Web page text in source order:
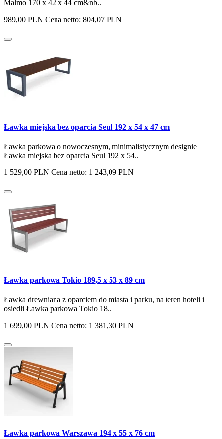
Malmo 170 x 42 x 44 cm&nb..
989,00 PLN Cena netto: 804,07 PLN
Ławka miejska bez oparcia Seul 192 x 54 x 47 cm
Ławka parkowa o nowoczesnym, minimalistycznym designie
Ławka miejska bez oparcia Seul 192 x 54..
1 529,00 PLN Cena netto: 1 243,09 PLN
Ławka parkowa Tokio 189,5 x 53 x 89 cm
Ławka drewniana z oparciem do miasta i parku, na teren hoteli i
osiedli Ławka parkowa Tokio 18..
1 699,00 PLN Cena netto: 1 381,30 PLN
Ławka parkowa Warszawa 194 x 55 x 76 cm